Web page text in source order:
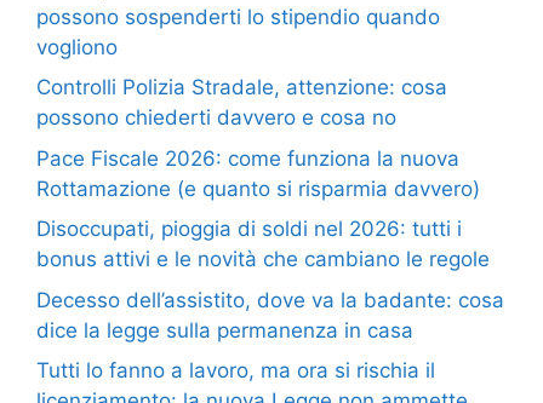
possono sospenderti lo stipendio quando
vogliono
Controlli Polizia Stradale, attenzione: cosa
possono chiederti davvero e cosa no
Pace Fiscale 2026: come funziona la nuova
Rottamazione (e quanto si risparmia davvero)
Disoccupati, pioggia di soldi nel 2026: tutti i
bonus attivi e le novità che cambiano le regole
Decesso dell’assistito, dove va la badante: cosa
dice la legge sulla permanenza in casa
Tutti lo fanno a lavoro, ma ora si rischia il